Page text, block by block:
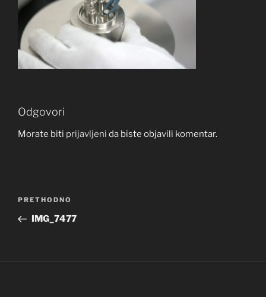
Odgovori
Morate biti prijavljeni da biste objavili komentar.
Navigacija
Prethodna
objava
PRETHODNO
IMG_7477